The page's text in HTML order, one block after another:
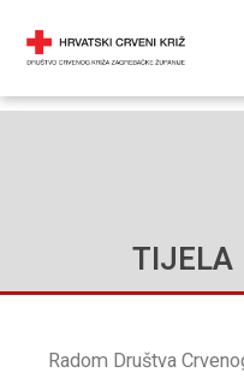
TIJELA
Radom Društva